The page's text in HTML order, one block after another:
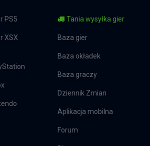
PS5
XSX
Tania wysyłka gier
Baza gier
Baza okładek
Baza graczy
Dziennik Zmian
Aplikacja mobilna
Forum